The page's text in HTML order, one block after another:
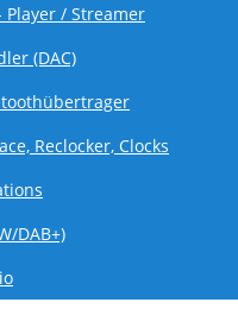
Player / Streamer
(DAC)
Reclocker, Clocks
DAB+)